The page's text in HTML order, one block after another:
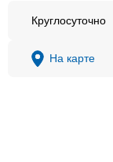
Круглосуточно
На карте